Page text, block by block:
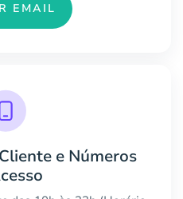
EMAIL
e Números